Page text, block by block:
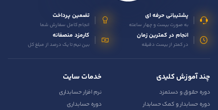
پشتیبانی حرفه ای
به صورت بیست و چهار ساعته
تضمین پرداخت
انجام کامل سفارش شما
انجام در کمترین زمان
در کمتر از بیست دقیقه
کارمزد منصفانه
بین نیم تا یک درصد از مبلغ کل
چند آموزش کلیدی
دوره حقوق و دستمزد
دوره حسابدار و کمک حسابدار
خدمات سایت
نرم افزار حسابداری
دوره حسابداری